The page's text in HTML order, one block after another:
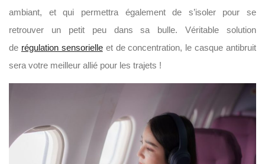
ambiant, et qui permettra également de s’isoler pour se
retrouver un petit peu dans sa bulle. Véritable solution
de régulation sensorielleet de concentration, le casque antibruit
sera votre meilleur allié pour les trajets !